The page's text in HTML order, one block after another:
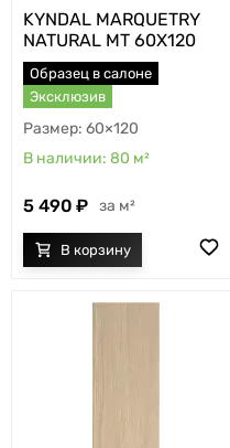
KYNDAL MARQUETRY
NATURAL MT 60X120
Образец в салоне
Эксклюзив
60×120
80 м²
5 490 м²